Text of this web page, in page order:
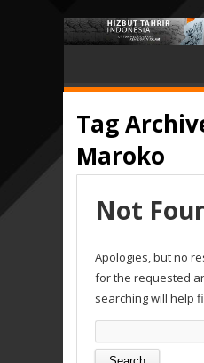
Tag
Maroko
Not
Apologies, but no
for the requested
searching will help
for: